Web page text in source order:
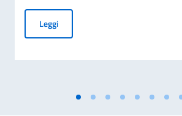
LeggiGiornata passaporti a Cali 12